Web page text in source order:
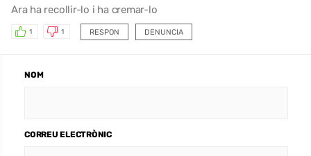
Ara ha recollir-lo i ha cremar-lo
RESPON
1 1 DENUNCIA
NOM
CORREU ELECTRÒNIC